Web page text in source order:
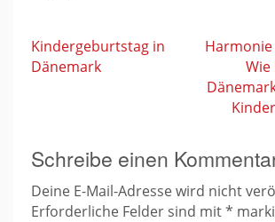
Beitragsnavigation
Kindergeburtstag in
Dänemark
Wie
Schreibe einen
Deine E-Mail-Adresse wird nicht
Erforderliche Felder sind mit*